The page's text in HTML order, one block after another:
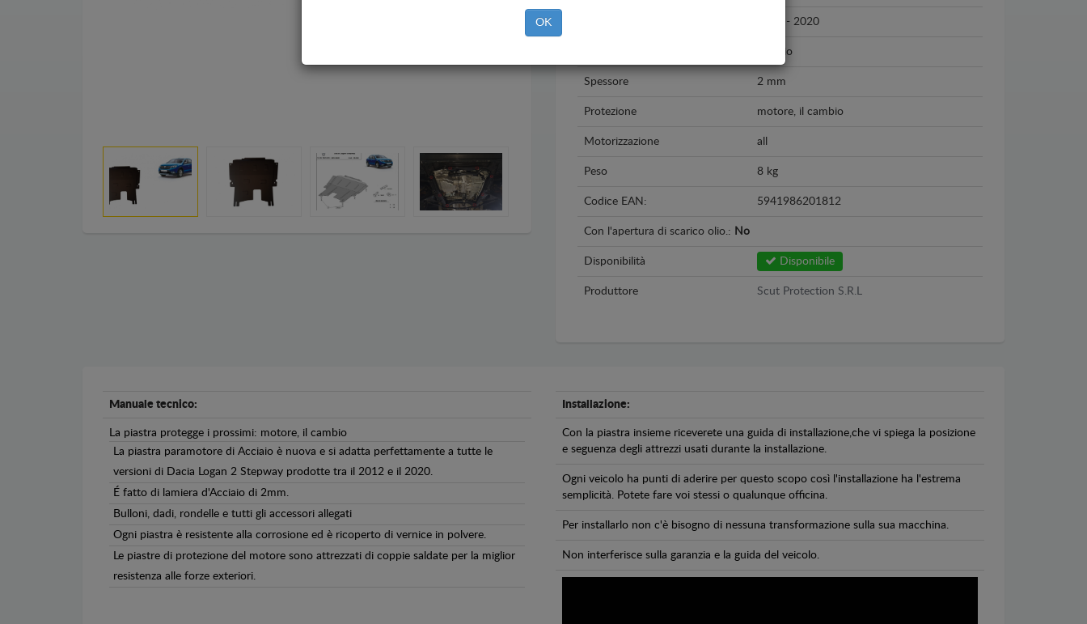
2012 - 2020
Acciaio
Spessore 2 mm
Protezione motore, il cambio
Motorizzazione all
Peso 8 kg
Codice EAN: 5941986201812
Con l'apertura di scarico olio.: No
Disponibilità Disponibile
Produttore Scut Protection S.R.L
Manuale tecnico:
La piastra protegge i prossimi: motore, il cambio
La piastra paramotore di Acciaio è nuova e si adatta perfettamente a tutte le
versioni di Dacia Logan 2 Stepway prodotte tra il 2012 e il 2020.
É fatto di lamiera d'Acciaio di 2mm.
Bulloni, dadi, rondelle e tutti gli accessori allegati
Ogni piastra è resistente alla corrosione ed è ricoperto di vernice in polvere.
Le piastre di protezione del motore sono attrezzati di coppie saldate per la miglior
resistenza alle forze exteriori.
Installazione:
Con la piastra insieme riceverete una guida di installazione,che vi spiega la posizione
e seguenza degli attrezzi usati durante la installazione.
Ogni veicolo ha punti di aderire per questo scopo così l'installazione ha l'estrema
semplicità. Potete fare voi stessi o qualunque officina.
Per installarlo non c'è bisogno di nessuna transformazione sulla sua macchina.
Non interferisce sulla garanzia e la guida del veicolo.
OK